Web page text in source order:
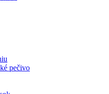
pečivo